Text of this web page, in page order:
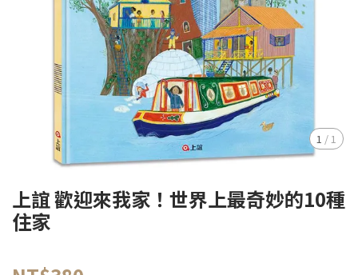
1 /1
上誼 歡迎來我家！世界上最奇妙的10種
住家